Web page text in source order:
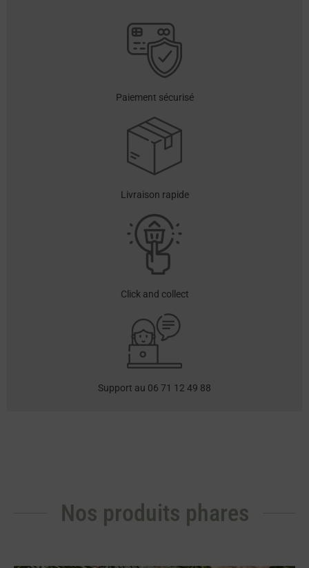
Paiement sécurisé
Livraison rapide
Click and collect
Support au 06 71 12 49 88
Nos produits phares